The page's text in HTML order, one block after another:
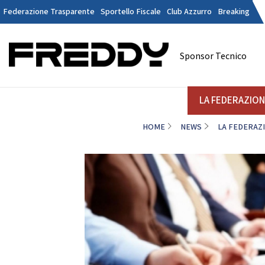
Federazione Trasparente Sportello Fiscale Club Azzurro Breaking
Sponsor Tecnico
LA
HOME NEWS LA
Il Presidente
Consiglio Federale
Soci Onorari
Revisori dei Conti
Commissione Federali Atleti
Commissione Federale Tecnici
Segreteria Generale
CORPORATE
Contatti Discipline
Tesseramento